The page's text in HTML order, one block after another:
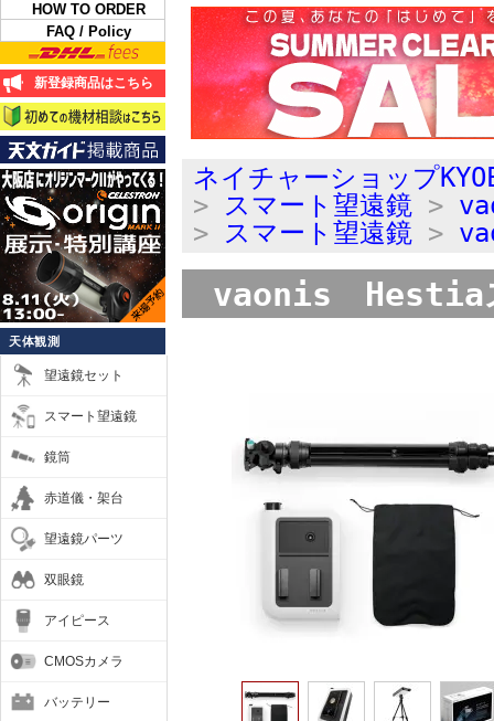
HOW TO ORDER
FAQ / Policy
新登録商品はこちら
天体観測
望遠鏡セット
スマート望遠鏡
鏡筒
赤道儀・架台
望遠鏡パーツ
双眼鏡
アイピース
CMOSカメラ
バッテリー
ネイチャーショップ
> スマート望遠鏡 >
> スマート望遠鏡 >
vaonis Hestia